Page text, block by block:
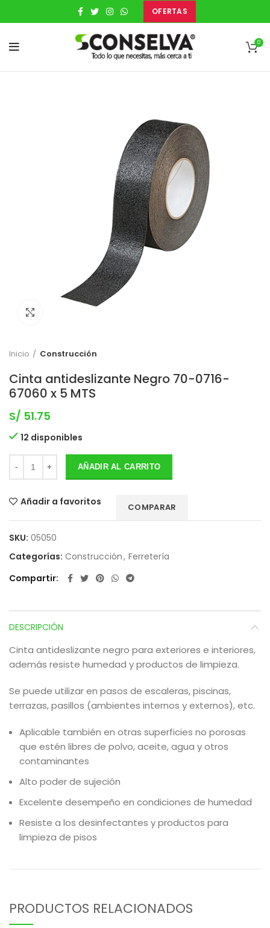
OFERTAS
0
Inicio Construcción
Cinta antideslizante Negro 70-0716-
67060 x 5 MTS
S/ 51.75
12 disponibles
AÑADIR AL CARRITO
Añadir a favoritos COMPARAR
SKU: 05050
Categorías: Construcción, Ferretería
Compartir
DESCRIPCIÓN
Cinta antideslizante negro para exteriores e interiores,
además resiste humedad y productos de limpieza.
Se puede utilizar en pasos de escaleras, piscinas,
terrazas, pasillos (ambientes internos y externos), etc.
Aplicable también en otras superficies no porosas
que estén libres de polvo, aceite, agua y otros
contaminantes
Alto poder de sujeción
Excelente desempeño en condiciones de humedad
Resiste a los desinfectantes y productos para
limpieza de pisos
PRODUCTOS RELACIONADOS